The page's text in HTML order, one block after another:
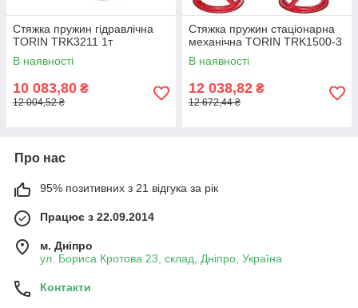
Стяжка пружин гідравлічна
TORIN TRK3211 1т
В наявності
10 083,80 ₴
12 004,52 ₴
Стяжка пружин стаціонарна
механічна TORIN TRK1500-3
В наявності
12 038,82 ₴
12 672,44 ₴
Про нас
95% позитивних з 21 відгука за рік
Працює з 22.09.2014
м. Дніпро
ул. Бориса Кротова 23, склад, Дніпро, Україна
Контакти